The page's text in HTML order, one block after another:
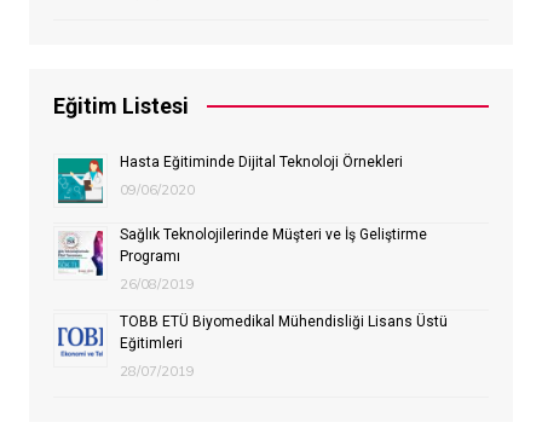
Eğitim Listesi
Hasta Eğitiminde Dijital Teknoloji Örnekleri
09/06/2020
Sağlık Teknolojilerinde Müşteri ve İş Geliştirme
Programı
26/08/2019
TOBB ETÜ Biyomedikal Mühendisliği Lisans Üstü
Eğitimleri
28/07/2019